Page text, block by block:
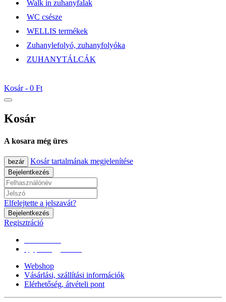
Walk in zuhanyfalak
WC csésze
WELLIS termékek
Zuhanylefolyó, zuhanyfolyóka
ZUHANYTÁLCÁK
Kosár - 0 Ft
Kosár
A kosara még üres
bezár Kosár tartalmának megjelenítése
Bejelentkezés
Elfelejtette a jelszavát?
Bejelentkezés
Regisztráció
Webshop
Vásárlási, szállítási információk
Elérhetőség, átvételi pont